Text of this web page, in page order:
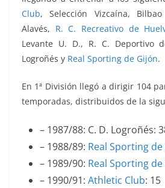
Club, Selección Vizcaína,
Alavés, R. C. Recreativo de
Levante U. D., R. C. Deportivo
Logroñés y Real Sporting de Gijón.
En 1ª División llegó a dirigir 104
temporadas, distribuidos de la
– 1987/88: C. D. Logroñés:
– 1988/89: Real Sporting
– 1989/90: Real Sporting
– 1990/91: Athletic Club: 15